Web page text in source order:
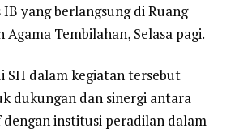
yang berlangsung di Ruang
Agama Tembilahan, Selasa pagi.
SH dalam kegiatan tersebut
dukungan dan sinergi antara
institusi peradilan dalam